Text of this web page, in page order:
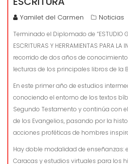
Yamilet del Carmen Noticias
Terminado el Diplomado de “ESTUDIO
ESCRITURAS Y HERRAMIENTAS PARA
recorrido de dos años de
lecturas de los principales libros de la
En este primer año de estudios
conociendo el entorno de los textos
Segundo Testamento y continúa con
de los Evangelios, pasando por la
acciones proféticas de hombres
Hay doble modalidad de enseñanzas:
Caracas y estudios virtuales para los